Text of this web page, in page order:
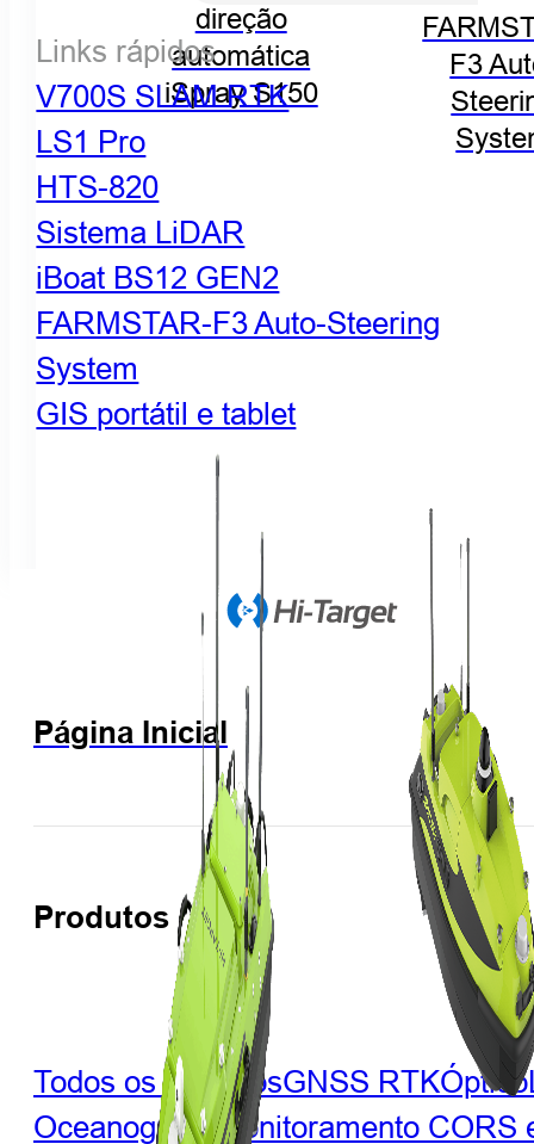
direção
automática
iSpray S150
F3
Links rápidos
V700S SLAM RTK
LS1 Pro
HTS-820
Sistema LiDAR
iBoat BS12 GEN2
FARMSTAR-F3 Auto-Steering
System
GIS portátil e tablet
Página Inicial
Produtos
Todos os produtosGNSS RTKÓptico
OceanografiaMonitoramento CORS